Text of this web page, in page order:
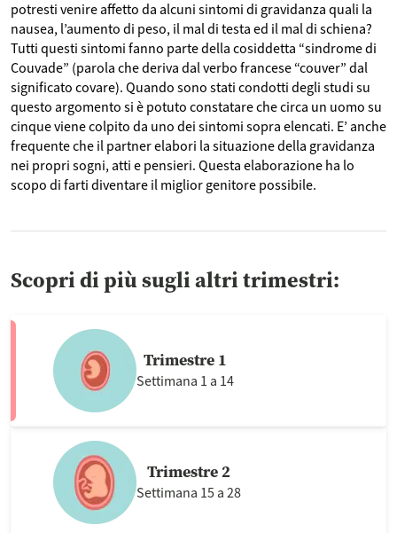
potresti venire affetto da alcuni sintomi di gravidanza quali la
nausea, l’aumento di peso, il mal di testa ed il mal di schiena?
Tutti questi sintomi fanno parte della cosiddetta “sindrome di
Couvade” (parola che deriva dal verbo francese “couver” dal
significato covare). Quando sono stati condotti degli studi su
questo argomento si è potuto constatare che circa un uomo su
cinque viene colpito da uno dei sintomi sopra elencati. E’ anche
frequente che il partner elabori la situazione della gravidanza
nei propri sogni, atti e pensieri. Questa elaborazione ha lo
scopo di farti diventare il miglior genitore possibile.
Scopri di più sugli altri trimestri:
Trimestre 1
Settimana 1 a 14
Trimestre 2
Settimana 15 a 28